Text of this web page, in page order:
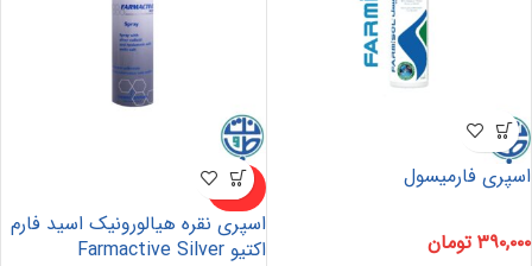
اسپری فارمیسول
۳۹۰,۰۰۰ تومان
ناموجو
د
اسپری نقره هیالورونیک اسید فارم
اکتیو Farmactive Silver